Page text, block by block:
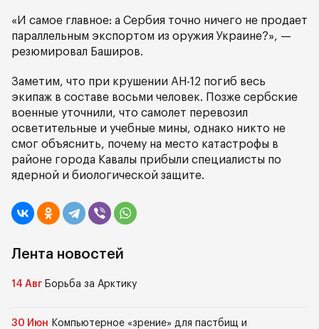
«И самое главное: а Сербия точно ничего не продает
параллельным экспортом из оружия Украине?», —
резюмировал Баширов.
Заметим, что при крушении АН-12 погиб весь
экипаж в составе восьми человек. Позже сербские
военные уточнили, что самолет перевозил
осветительные и учебные мины, однако никто не
смог объяснить, почему на место катастрофы в
районе города Кавалы прибыли специалисты по
ядерной и биологической защите.
Лента новостей
14 Авг Борьба за Арктику
30 Июн Компьютерное «зрение» для пастбищ и